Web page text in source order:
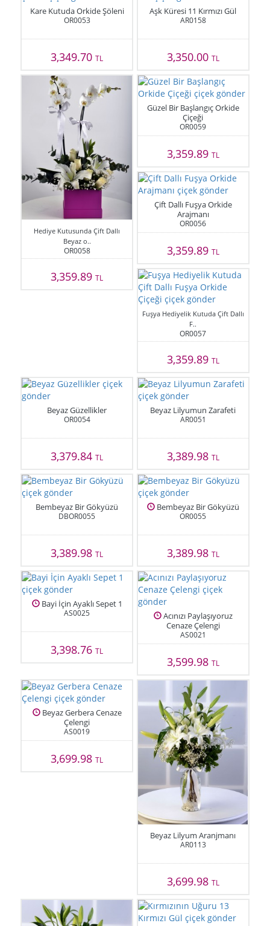
Kare Kutuda Orkide Şöleni
OR0053
3,349.70TL
Aşk Küresi 11 Kırmızı Gül
AR0158
3,350.00 TL
Hediye Kutusunda Çift Dallı
Beyaz o..
OR0058
3,359.89TL
Güzel Bir Başlangıç Orkide
Çiçeği
OR0059
3,359.89 TL
Çift Dallı Fuşya Orkide
Arajmanı
OR0056
3,359.89 TL
Fuşya Hediyelik Kutuda Çift Dallı
F..
OR0057
3,359.89 TL
Beyaz Güzellikler
OR0054
3,379.84TL
Beyaz Lilyumun Zarafeti
AR0051
3,389.98 TL
Bembeyaz Bir Gökyüzü
DBOR0055
3,389.98TL
Bembeyaz Bir Gökyüzü
OR0055
3,389.98 TL
Bayi İçin Ayaklı Sepet 1
AS0025
3,398.76TL
Acınızı Paylaşıyoruz
Cenaze Çelengi
AS0021
3,599.98 TL
Beyaz Gerbera Cenaze
Çelengi
AS0019
3,699.98TL
Beyaz Lilyum Aranjmanı
AR0113
3,699.98 TL